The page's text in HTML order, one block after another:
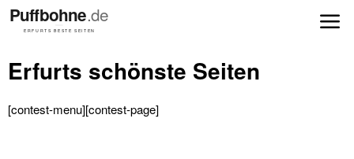
Erfurts schönste Seiten
[contest-menu][contest-page]